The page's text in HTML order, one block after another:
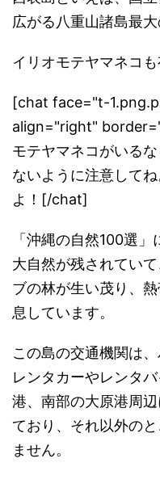
広がる八重山諸島最大
イリオモテヤマネコも
[chat face="t-
align="right"
モテヤマネコがいる
ないように注意して
よ！[/chat]
「沖縄の自然100選」
大自然が残されていて
ブの林が生い茂り、熱
息しています。
この島の交通機関は
レンタカーやレンタ
港、 南部の大原港周
ており、 それ以外の
ません。